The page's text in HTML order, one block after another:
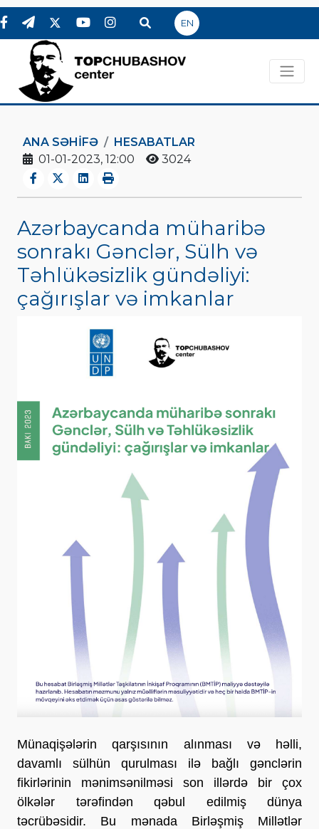
EN
ANA SƏHIFƏ
HESABATLAR
01-01-2023, 12:00
3024
Azərbaycanda müharibə
sonrakı Gənclər, Sülh və
Təhlükəsizlik gündəliyi:
çağırışlar və imkanlar
Münaqişələrin qarşısının alınması və həlli,
davamlı sülhün qurulması ilə bağlı gənclərin
fikirlərinin mənimsənilməsi son illərdə bir çox
ölkələr tərəfindən qəbul edilmiş dünya
təcrübəsidir. Bu mənada Birləşmiş Millətlər